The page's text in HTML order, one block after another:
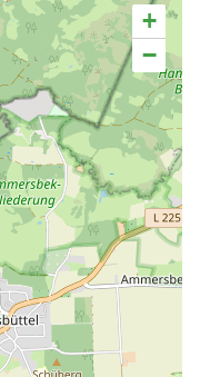
+
−